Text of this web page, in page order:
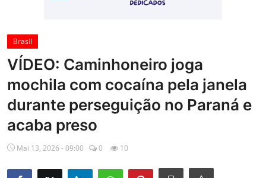
Brasil
Esportes
Vales de Minas
Celebridades e Famosos
Brasil
VÍDEO: Caminhoneiro joga
mochila com cocaína pela janela
durante perseguição no Paraná e
acaba preso
Mai 13, 2026 - 09:00 0 10